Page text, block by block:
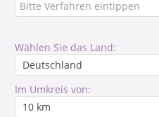
Wählen Sie das Land:
Im Umkreis von: